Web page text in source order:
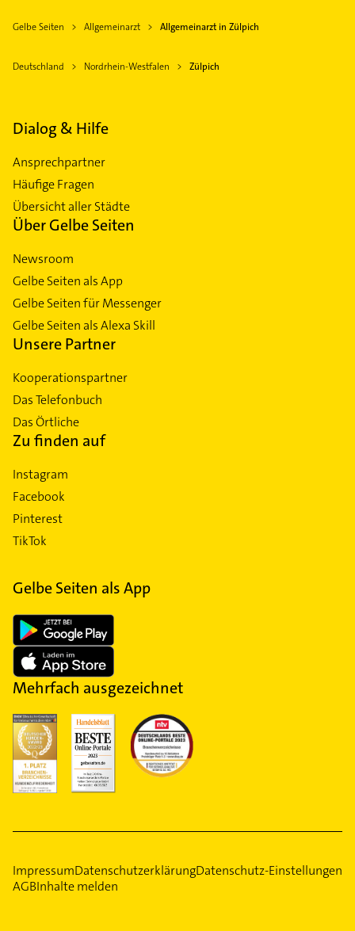
Gelbe Seiten Allgemeinarzt Allgemeinarzt in Zülpich
Deutschland Nordrhein-Westfalen Zülpich
Dialog & Hilfe
Ansprechpartner
Häufige Fragen
Übersicht aller Städte
Über Gelbe Seiten
Newsroom
Gelbe Seiten als App
Gelbe Seiten für Messenger
Gelbe Seiten als Alexa Skill
Unsere Partner
Kooperationspartner
Das Telefonbuch
Das Örtliche
Zu finden auf
Instagram
Facebook
Pinterest
TikTok
Gelbe Seiten als App
Mehrfach ausgezeichnet
ImpressumDatenschutzerklärungDatenschutz-Einstellungen
AGBInhalte melden